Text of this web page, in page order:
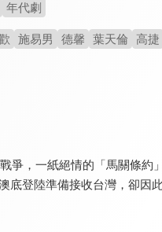
年代劇
施易男 德馨 葉天倫 高捷
爭，一紙絕情的「馬關條約
澳底登陸準備接收台灣，卻